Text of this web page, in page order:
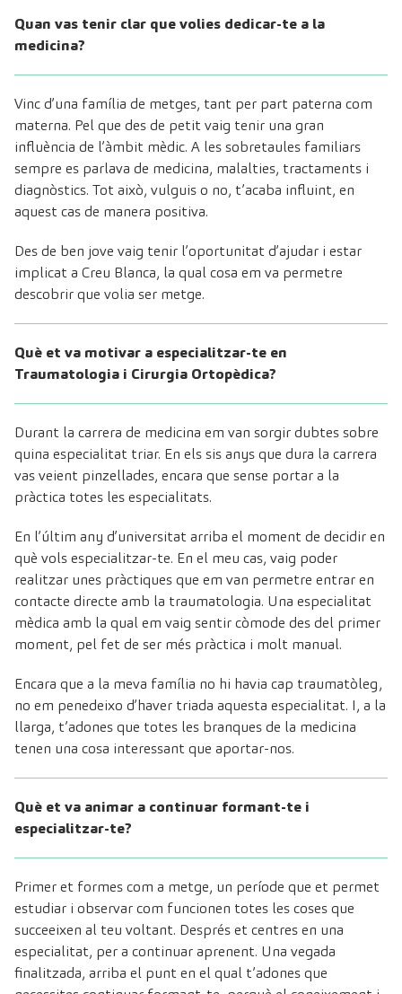
Quan vas tenir clar que volies dedicar-te a la
medicina?
Vinc d’una família de metges, tant per part paterna com
materna. Pel que des de petit vaig tenir una gran
influència de l’àmbit mèdic. A les sobretaules familiars
sempre es parlava de medicina, malalties, tractaments i
diagnòstics. Tot això, vulguis o no, t’acaba influint, en
aquest cas de manera positiva.
Des de ben jove vaig tenir l’oportunitat d’ajudar i estar
implicat a Creu Blanca, la qual cosa em va permetre
descobrir que volia ser metge.
Què et va motivar a especialitzar-te en
Traumatologia i Cirurgia Ortopèdica?
Durant la carrera de medicina em van sorgir dubtes sobre
quina especialitat triar. En els sis anys que dura la carrera
vas veient pinzellades, encara que sense portar a la
pràctica totes les especialitats.
En l’últim any d’universitat arriba el moment de decidir en
què vols especialitzar-te. En el meu cas, vaig poder
realitzar unes pràctiques que em van permetre entrar en
contacte directe amb la traumatologia. Una especialitat
mèdica amb la qual em vaig sentir còmode des del primer
moment, pel fet de ser més pràctica i molt manual.
Encara que a la meva família no hi havia cap traumatòleg,
no em penedeixo d’haver triada aquesta especialitat. I, a la
llarga, t’adones que totes les branques de la medicina
tenen una cosa interessant que aportar-nos.
Què et va animar a continuar formant-te i
especialitzar-te?
Primer et formes com a metge, un període que et permet
estudiar i observar com funcionen totes les coses que
succeeixen al teu voltant. Després et centres en una
especialitat, per a continuar aprenent. Una vegada
finalitzada, arriba el punt en el qual t’adones que